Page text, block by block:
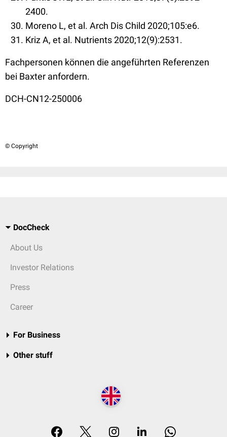
2400.
Moreno L, et al. Arch Dis Child 2020;105:e6.
Kriz A, et al. Nutrients 2020;12(9):2531.
Fachpersonen können die angeführten Referenzen
bei Baxter anfordern.
DCH-CN12-250006
© Copyright
DocCheck
About Us
Investor Relations
Press
Career
For Business
Other stuff